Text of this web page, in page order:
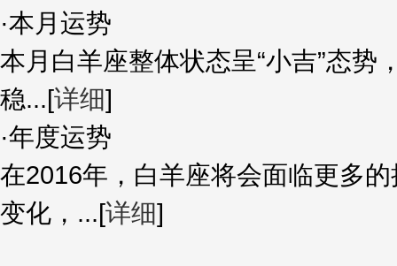
·本月运势
本月白羊座整体状态呈“小吉”态
稳...[详细]
·年度运势
在2016年，白羊座将会面临更多
变化，...[详细]